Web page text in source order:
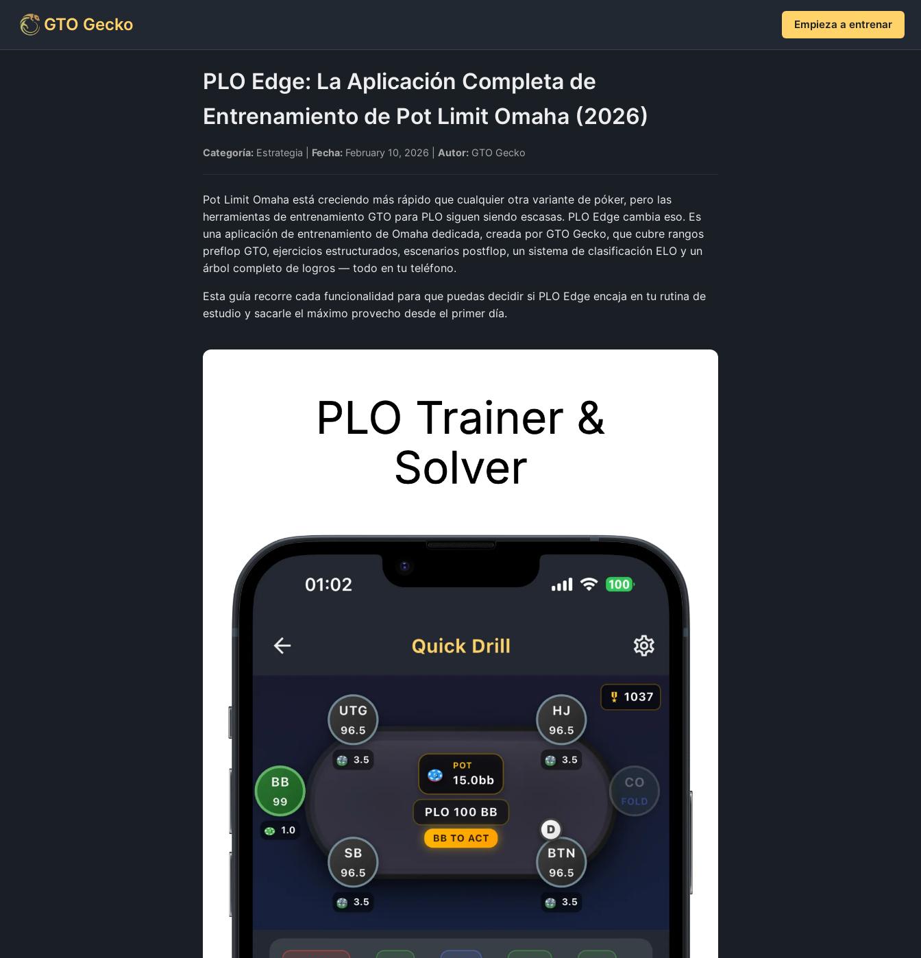
GTO Gecko Empieza a entrenar
PLO Edge: La Aplicación Completa de
Entrenamiento de Pot Limit Omaha (2026)
Categoría: Estrategia | Fecha: February 10, 2026 | Autor: GTO Gecko
Pot Limit Omaha está creciendo más rápido que cualquier otra variante de póker, pero las
herramientas de entrenamiento GTO para PLO siguen siendo escasas. PLO Edge cambia eso. Es
una aplicación de entrenamiento de Omaha dedicada, creada por GTO Gecko, que cubre rangos
preflop GTO, ejercicios estructurados, escenarios postflop, un sistema de clasificación ELO y un
árbol completo de logros — todo en tu teléfono.
Esta guía recorre cada funcionalidad para que puedas decidir si PLO Edge encaja en tu rutina de
estudio y sacarle el máximo provecho desde el primer día.